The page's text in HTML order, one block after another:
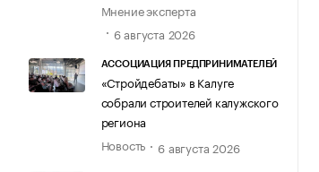
Мнение эксперта
6 августа 2026
АССОЦИАЦИЯ ПРЕДПРИНИМАТЕЛЕЙ
«Стройдебаты» в Калуге
собрали строителей калужского
региона
Новость
6 августа 2026